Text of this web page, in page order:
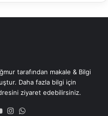
tarafından makale & Bilgi
Daha fazla bilgi için
ziyaret edebilirsiniz.
YouTubeInstagram